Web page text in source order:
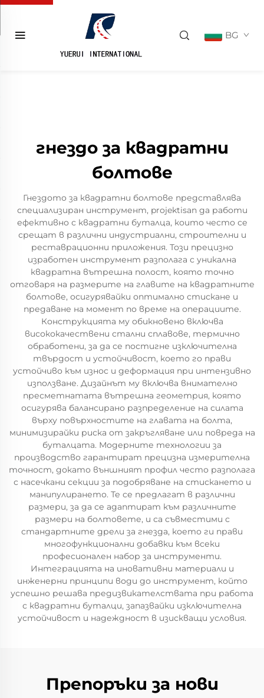
BG
гнездо за квадратни
болтове
Гнездото за квадратни болтове представлява
специализиран инструмент, projektisan да работи
ефективно с квадратни буталца, които често се
срещат в различни индустриални, строителни и
реставрационни приложения. Този прецизно
изработен инструмент разполага с уникална
квадратна вътрешна полост, която точно
отговаря на размерите на главите на квадратните
болтове, осигурявайки оптимално стискане и
предаване на момент по време на операциите.
Конструкцията му обикновено включва
висококачествени стални сплавове, термично
обработени, за да се постигне изключителна
твърдост и устойчивост, което го прави
устойчиво към износ и деформация при интензивно
използване. Дизайнът му включва внимателно
пресметнатата вътрешна геометрия, която
осигурява балансирано разпределение на силата
върху повърхностите на главата на болта,
минимизирайки риска от закръгляване или повреда на
буталцата. Модерните технологии за
производство гарантират прецизна измерителна
точност, докато външният профил често разполага
с насечкани секции за подобряване на стискането и
манипулирането. Те се предлагат в различни
размери, за да се адаптират към различните
размери на болтовете, и са съвместими с
стандартните дрели за гнезда, което ги прави
многофункционални добавки към всеки
професионален набор за инструменти.
Интеграцията на иновативни материали и
инженерни принципи води до инструмент, който
успешно решава предизвикателствата при работа
с квадратни буталци, запазвайки изключителна
устойчивост и надеждност в изискващи условия.
Препоръки за нови